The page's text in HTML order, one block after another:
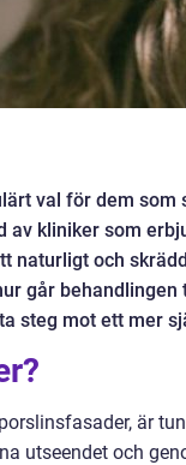
val för dem
av kliniker som
naturligt och
går
steg mot ett mer
är
utseendet och